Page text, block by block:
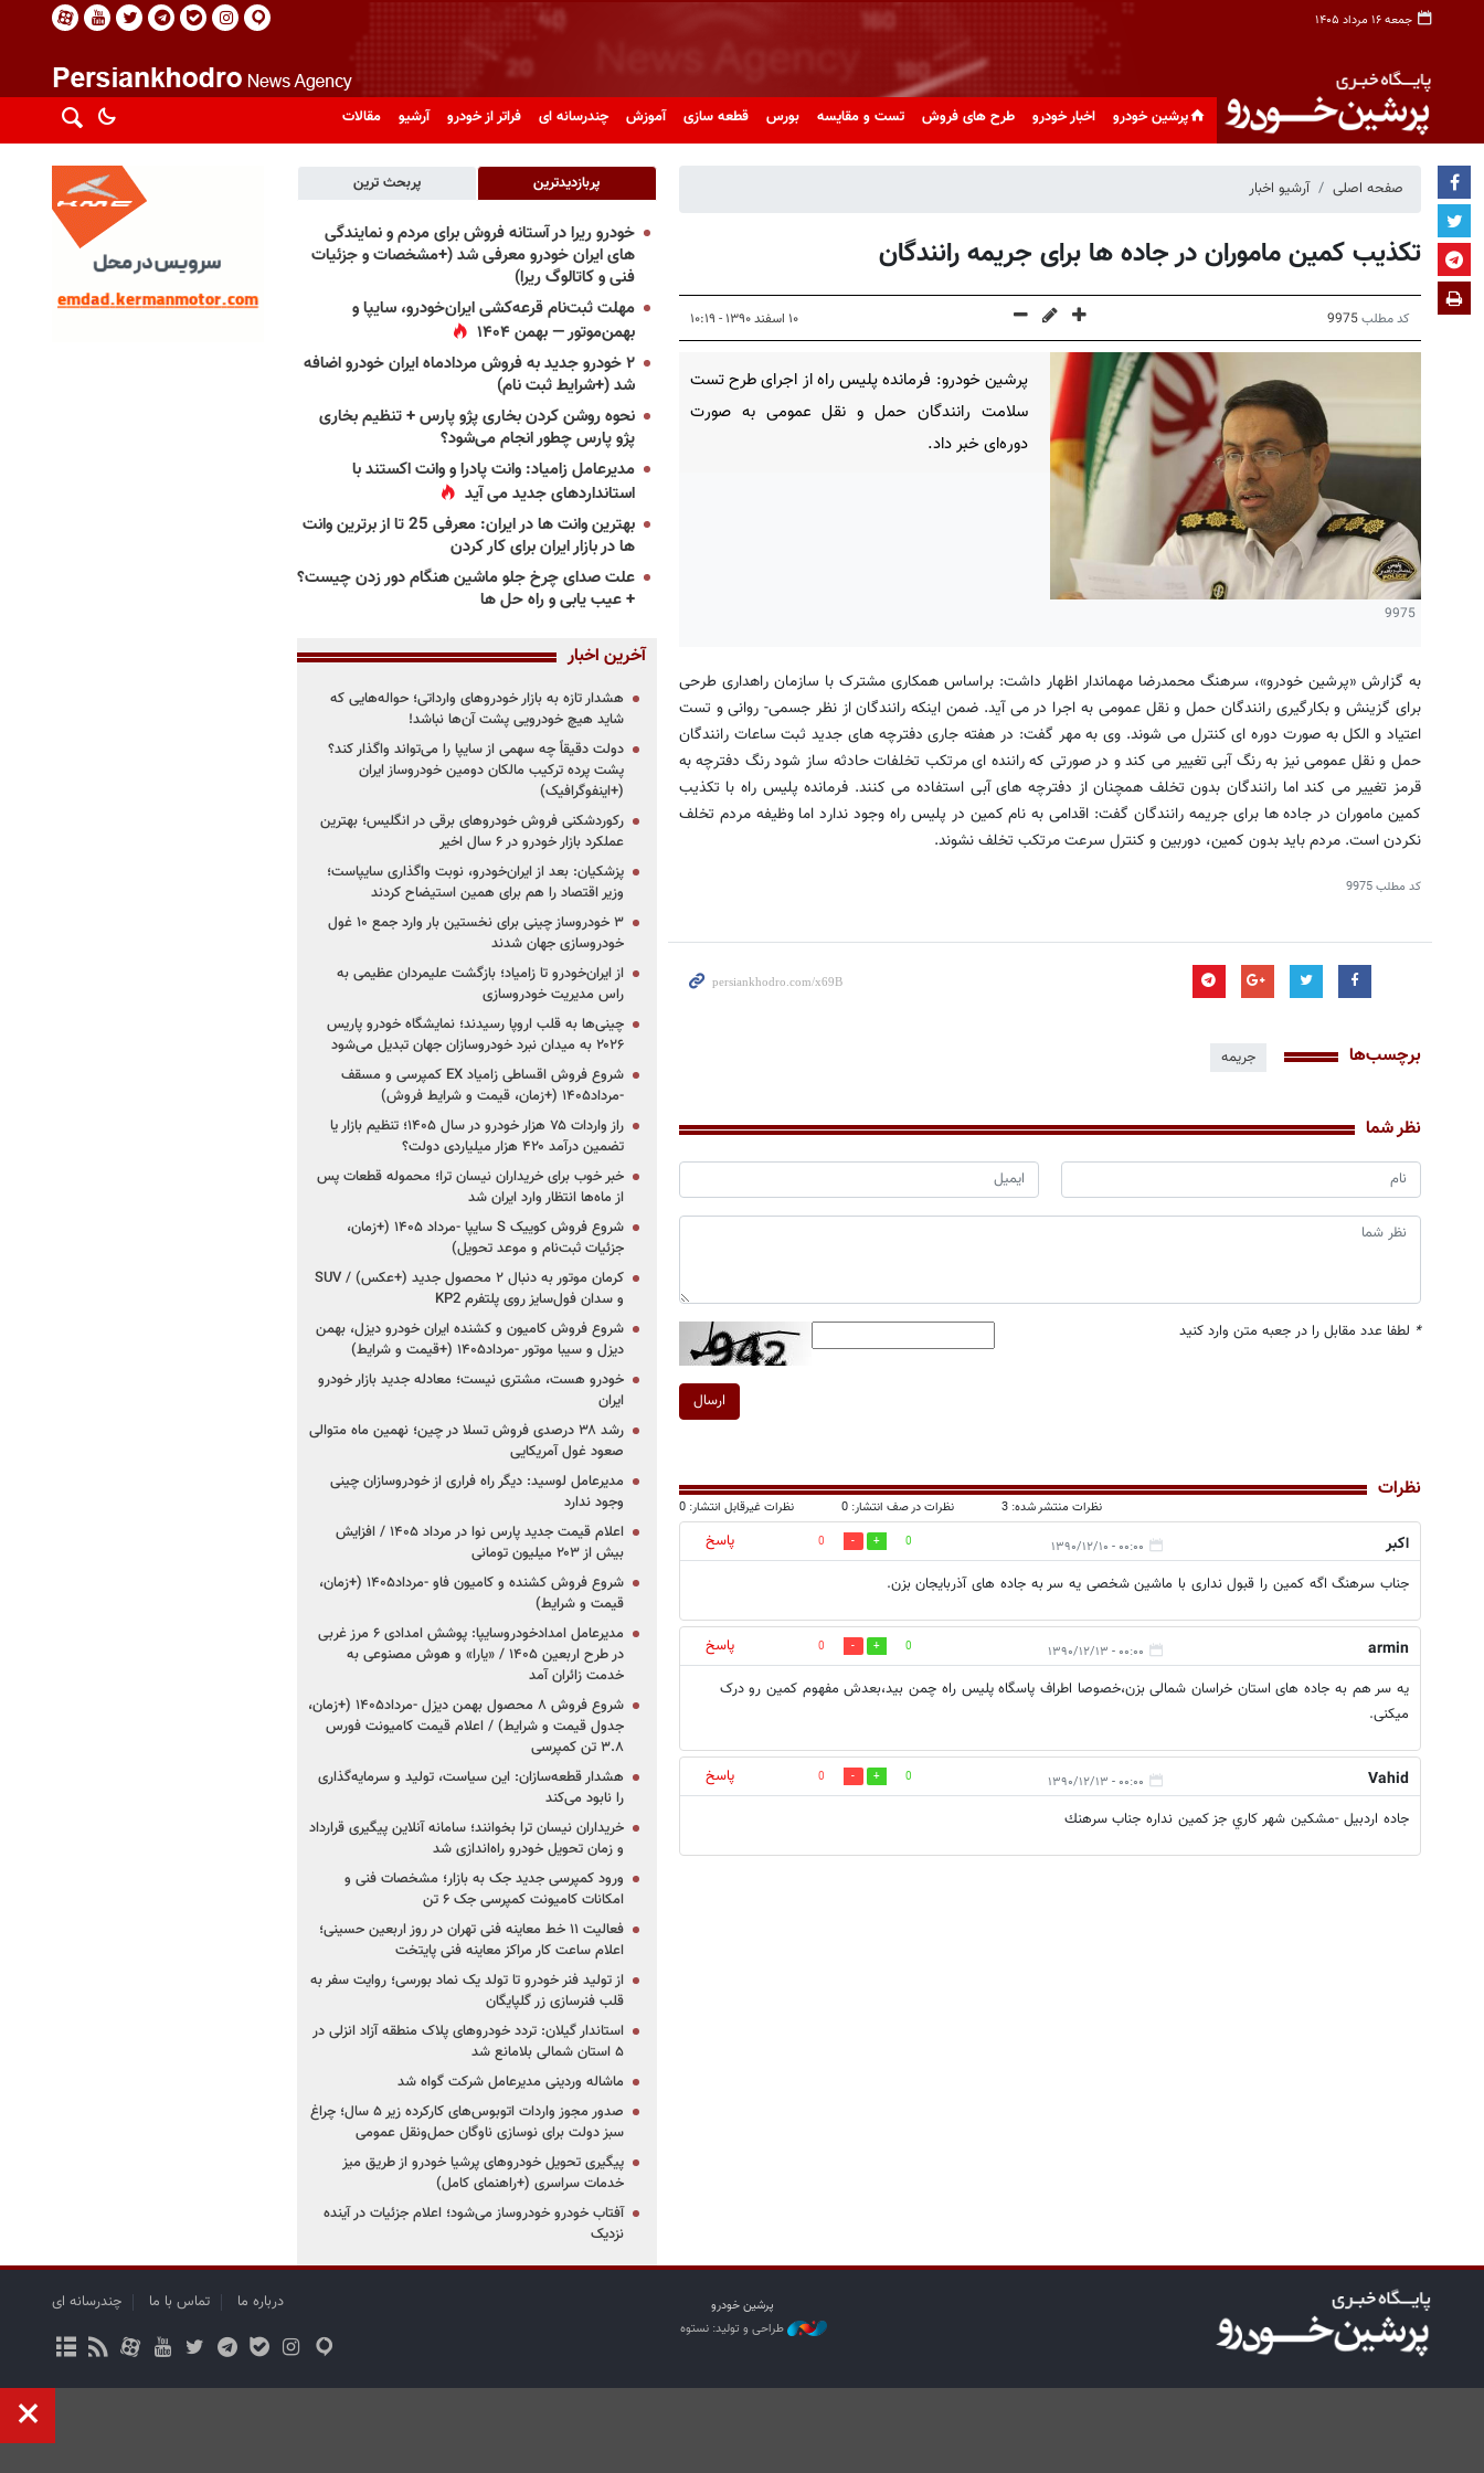
جمعه ۱۶ مرداد ۱۴۰۵
پرشین خودرو اخبار خودرو طرح های فروش تست و مقایسه بورس قطعه سازی آموزش چندرسانه ای فراتر از خودرو آرشیو مقالات
صفحه اصلی آرشیو اخبار
تکذیب کمین ماموران در جاده ها برای جریمه رانندگان
کد مطلب9975 ۱۰ اسفند ۱۳۹۰ - ۱۰:۱۹
9975
پرشین خودرو: فرمانده پلیس راه از اجرای طرح تست
سلامت رانندگان حمل و نقل عمومی به صورت
دوره‌ای خبر داد.
به گزارش «پرشین خودرو»، سرهنگ محمدرضا مهماندار اظهار داشت: براساس همکاری مشترک با سازمان راهداری طرحی
برای گزینش و بکارگیری رانندگان حمل و نقل عمومی به اجرا در می آید. ضمن اینکه رانندگان از نظر جسمی- روانی و تست
اعتیاد و الکل به صورت دوره ای کنترل می شوند. وی به مهر گفت: در هفته جاری دفترچه های جدید ثبت ساعات رانندگان
حمل و نقل عمومی نیز به رنگ آبی تغییر می کند و در صورتی که راننده ای مرتکب تخلفات حادثه ساز شود رنگ دفترچه به
قرمز تغییر می کند اما رانندگان بدون تخلف همچنان از دفترچه های آبی استفاده می کنند. فرمانده پلیس راه با تکذیب
کمین ماموران در جاده ها برای جریمه رانندگان گفت: اقدامی به نام کمین در پلیس راه وجود ندارد اما وظیفه مردم تخلف
نکردن است. مردم باید بدون کمین، دوربین و کنترل سرعت مرتکب تخلف نشوند.
کد مطلب9975
برچسب‌ها جریمه
نظر شما
* لطفا عدد مقابل را در جعبه متن وارد کنید
ارسال
نظرات
نظرات منتشر شده: 3 نظرات در صف انتشار: 0 نظرات غیرقابل انتشار: 0
اکبر ۰۰:۰۰ - ۱۳۹۰/۱۲/۱۰ 0
0
پاسخ
جناب سرهنگ اگه کمین را قبول نداری با ماشین شخصی یه سر به جاده های آذربایجان بزن.
armin ۰۰:۰۰ - ۱۳۹۰/۱۲/۱۳ 0
0
پاسخ
یه سر هم به جاده های استان خراسان شمالی بزن،خصوصا اطراف پاسگاه پلیس راه چمن بید،بعدش مفهوم کمین رو درک
میکنی.
Vahid ۰۰:۰۰ - ۱۳۹۰/۱۲/۱۳ 0
0
پاسخ
جاده اردبيل -مشكين شهر كاري جز كمين نداره جناب سرهنك
پربازدیدترین پربحث ترین
خودرو ریرا در آستانه فروش برای مردم و نمایندگی
های ایران خودرو معرفی شد (+مشخصات و جزئیات
فنی و کاتالوگ ریرا)
مهلت ثبت‌نام قرعه‌کشی ایران‌خودرو، سایپا و
بهمن‌موتور — بهمن ۱۴۰۴
۲ خودرو جدید به فروش مردادماه ایران خودرو اضافه
شد (+شرایط ثبت نام)
نحوه روشن کردن بخاری پژو پارس + تنظیم بخاری
پژو پارس چطور انجام می‌شود؟
مدیرعامل زامیاد: وانت پادرا و وانت اکستند با
استانداردهای جدید می آید
بهترین وانت ها در ایران: معرفی 25 تا از برترین وانت
ها در بازار ایران برای کار کردن
علت صدای چرخ جلو ماشین هنگام دور زدن چیست؟
+ عیب یابی و راه حل ها
آخرین اخبار
هشدار تازه به بازار خودروهای وارداتی؛ حواله‌هایی که
شاید هیچ خودرویی پشت آن‌ها نباشد!
دولت دقیقاً چه سهمی از سایپا را می‌تواند واگذار کند؟
پشت پرده ترکیب مالکان دومین خودروساز ایران
(+اینفوگرافیک)
رکوردشکنی فروش خودروهای برقی در انگلیس؛ بهترین
عملکرد بازار خودرو در ۶ سال اخیر
پزشکیان: بعد از ایران‌خودرو، نوبت واگذاری سایپاست؛
وزیر اقتصاد را هم برای همین استیضاح کردند
۳ خودروساز چینی برای نخستین بار وارد جمع ۱۰ غول
خودروسازی جهان شدند
از ایران‌خودرو تا زامیاد؛ بازگشت علیمردان عظیمی به
راس مدیریت خودروسازی
چینی‌ها به قلب اروپا رسیدند؛ نمایشگاه خودرو پاریس
۲۰۲۶ به میدان نبرد خودروسازان جهان تبدیل می‌شود
شروع فروش اقساطی زامیاد EX کمپرسی و مسقف
-مرداد۱۴۰۵ (+زمان، قیمت و شرایط فروش)
راز واردات ۷۵ هزار خودرو در سال ۱۴۰۵؛ تنظیم بازار یا
تضمین درآمد ۴۲۰ هزار میلیاردی دولت؟
خبر خوب برای خریداران نیسان ترا؛ محموله قطعات پس
از ماه‌ها انتظار وارد ایران شد
شروع فروش کوییک S سایپا -مرداد ۱۴۰۵ (+زمان،
جزئیات ثبت‌نام و موعد تحویل)
کرمان موتور به دنبال ۲ محصول جدید (+عکس) / SUV
و سدان فول‌سایز روی پلتفرم KP2
شروع فروش کامیون و کشنده ایران خودرو دیزل، بهمن
دیزل و سیبا موتور -مرداد۱۴۰۵ (+قیمت و شرایط)
خودرو هست، مشتری نیست؛ معادله جدید بازار خودرو
ایران
رشد ۳۸ درصدی فروش تسلا در چین؛ نهمین ماه متوالی
صعود غول آمریکایی
مدیرعامل لوسید: دیگر راه فراری از خودروسازان چینی
وجود ندارد
اعلام قیمت جدید پارس نوا در مرداد ۱۴۰۵ / افزایش
بیش از ۲۰۳ میلیون تومانی
شروع فروش کشنده و کامیون فاو -مرداد۱۴۰۵ (+زمان،
قیمت و شرایط)
مدیرعامل امدادخودروسایپا: پوشش امدادی ۶ مرز غربی
در طرح اربعین ۱۴۰۵ / «یارا» و هوش مصنوعی به
خدمت زائران آمد
شروع فروش ۸ محصول بهمن دیزل -مرداد۱۴۰۵ (+زمان،
جدول قیمت و شرایط) / اعلام قیمت کامیونت فورس
۳.۸ تن کمپرسی
هشدار قطعه‌سازان: این سیاست، تولید و سرمایه‌گذاری
را نابود می‌کند
خریداران نیسان ترا بخوانند؛ سامانه آنلاین پیگیری قرارداد
و زمان تحویل خودرو راه‌اندازی شد
ورود کمپرسی جدید جک به بازار؛ مشخصات فنی و
امکانات کامیونت کمپرسی جک ۶ تن
فعالیت ۱۱ خط معاینه فنی تهران در روز اربعین حسینی؛
اعلام ساعت کار مراکز معاینه فنی پایتخت
از تولید فنر خودرو تا تولد یک نماد بورسی؛ روایت سفر به
قلب فنرسازی زر گلپایگان
استاندار گیلان: تردد خودروهای پلاک منطقه آزاد انزلی در
۵ استان شمالی بلامانع شد
ماشاله وردینی مدیرعامل شرکت گواه شد
صدور مجوز واردات اتوبوس‌های کارکرده زیر ۵ سال؛ چراغ
سبز دولت برای نوسازی ناوگان حمل‌ونقل عمومی
پیگیری تحویل خودروهای پرشیا خودرو از طریق میز
خدمات سراسری (+راهنمای کامل)
آفتاب خودرو خودروساز می‌شود؛ اعلام جزئیات در آینده
نزدیک
پرشین خودرو
طراحی و تولید: نستوه
درباره ما تماس با ما چندرسانه ای